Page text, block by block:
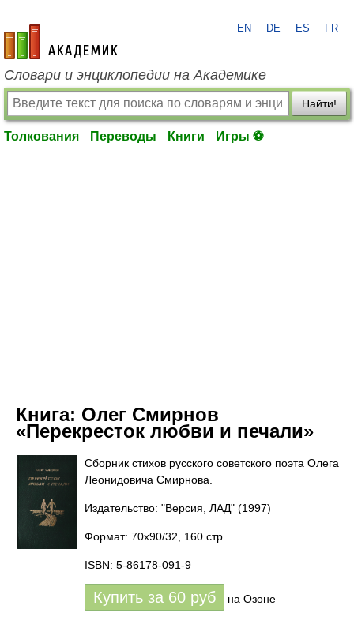
academic.ru
EN DE ES FR
Словари и энциклопедии на Академике
Найти!
Толкования Переводы Книги Игры ⚽
Книга: Олег Смирнов
«Перекресток любви и печали»
Сборник стихов русского советского поэта Олега
Леонидовича Смирнова.
Издательство: "Версия, ЛАД" (1997)
Формат: 70x90/32, 160 стр.
ISBN: 5-86178-091-9
Купить за 60 руб на Озоне